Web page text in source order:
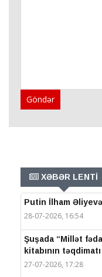
Göndər
XƏBƏR LENTİ
Putin İlham
28-07-2026, 16:54
Şuşada “Millət
kitabının
27-07-2026, 17:28